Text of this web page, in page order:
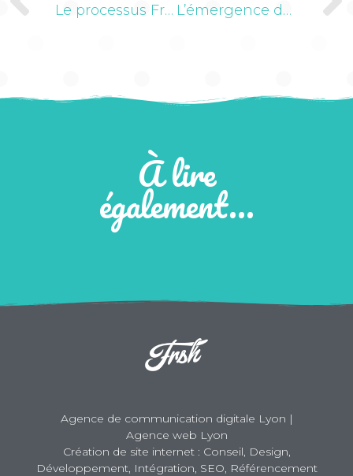
Le processus Frsh pour réaliser un site web en 13 étapes L’émergence de la reconnaissance vocale
À lire
également…
Agence de communication digitale Lyon |
Agence web Lyon
Création de site internet : Conseil, Design,
Développement, Intégration, SEO, Référencement